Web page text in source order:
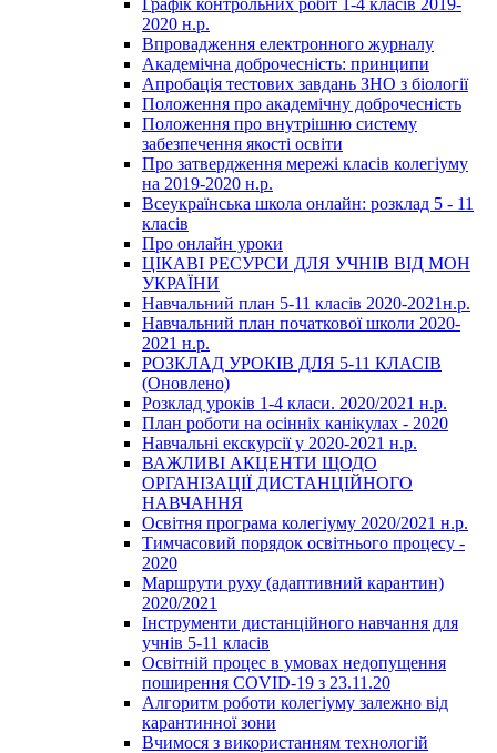
2020 н.р.
Впровадження електронного журналу
Академічна доброчесність: принципи
Апробація тестових завдань ЗНО з біології
Положення про академічну доброчесність
Положення про внутрішню систему
забезпечення якості освіти
Про затвердження мережі класів колегіуму
на 2019-2020 н.р.
Всеукраїнська школа онлайн: розклад 5 - 11
класів
Про онлайн уроки
ЦІКАВІ РЕСУРСИ ДЛЯ УЧНІВ ВІД МОН
УКРАЇНИ
Навчальний план 5-11 класів 2020-2021н.р.
Навчальний план початкової школи 2020-
2021 н.р.
РОЗКЛАД УРОКІВ ДЛЯ 5-11 КЛАСІВ
(Оновлено)
Розклад уроків 1-4 класи. 2020/2021 н.р.
План роботи на осінніх канікулах - 2020
Навчальні екскурсії у 2020-2021 н.р.
ВАЖЛИВІ АКЦЕНТИ ЩОДО
ОРГАНІЗАЦІЇ ДИСТАНЦІЙНОГО
НАВЧАННЯ
Освітня програма колегіуму 2020/2021 н.р.
Тимчасовий порядок освітнього процесу -
2020
Маршрути руху (адаптивний карантин)
2020/2021
Інструменти дистанційного навчання для
учнів 5-11 класів
Освітній процес в умовах недопущення
поширення COVID-19 з 23.11.20
Алгоритм роботи колегіуму залежно від
карантинної зони
Вчимося з використанням технологій